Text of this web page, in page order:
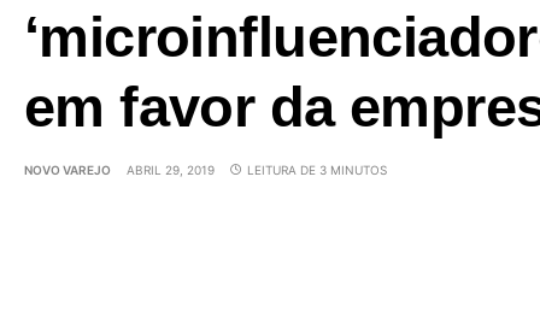
em favor da
NOVO VAREJO ABRIL 29, 2019 LEITURA DE 3 MINUTOS